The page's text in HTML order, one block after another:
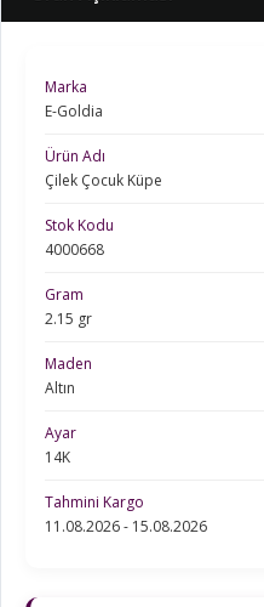
Marka
E-Goldia
Ürün Adı
Çilek Çocuk Küpe
Stok Kodu
4000668
Gram
2.15 gr
Maden
Altın
Ayar
14K
Tahmini Kargo
11.08.2026 - 15.08.2026